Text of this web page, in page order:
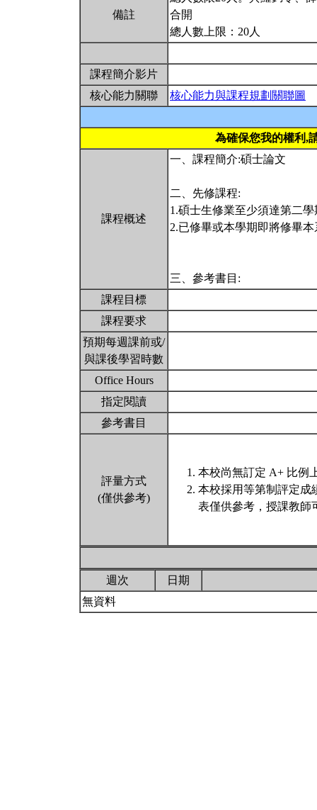
備註
合開
總人數上限：20人
課程簡介影片
核心能力關聯
核心能力與課程規劃關聯圖
為確保您我的權利,
課程概述
一、課程簡介:碩士論文
二、先修課程:
1.碩士生修業至少須達第二學
2.已修畢或本學期即將修畢
三、參考書目:
課程目標
課程要求
預期每週課前或/
與課後學習時數
Office Hours
指定閱讀
參考書目
評量方式
(僅供參考)
本校尚無訂定 A+ 比例
本校採用等第制評定成
表僅供參考，授課教師
週次
日期
無資料